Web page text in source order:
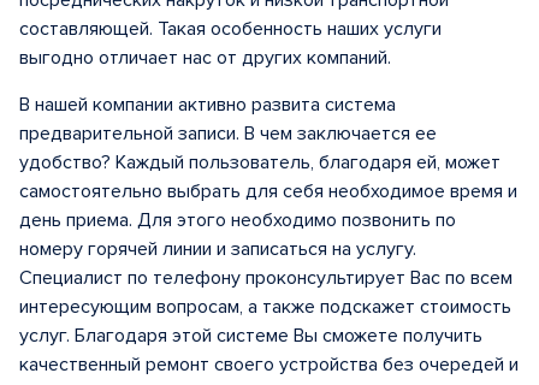
составляющей. Такая особенность наших услуги
выгодно отличает нас от других компаний.
В нашей компании активно развита система
предварительной записи. В чем заключается ее
удобство? Каждый пользователь, благодаря ей, может
самостоятельно выбрать для себя необходимое время и
день приема. Для этого необходимо позвонить по
номеру горячей линии и записаться на услугу.
Специалист по телефону проконсультирует Вас по всем
интересующим вопросам, а также подскажет стоимость
услуг. Благодаря этой системе Вы сможете получить
качественный ремонт своего устройства без очередей и